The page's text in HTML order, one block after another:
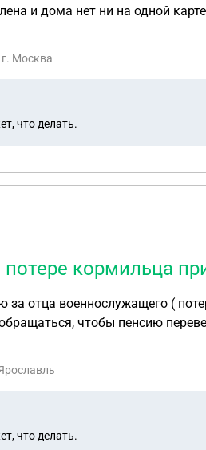
и дома нет ни на одной
проводят газ в селе и наш
что для этого нужно.
Москва
что делать.
кормильца
кормильца). Сейчас она переехала из города
чтобы пенсию
что делать.